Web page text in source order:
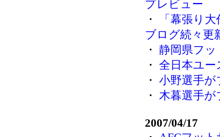
プレビュー
・
「幕張り
ブログ続々更
・ 静岡県フ
・ 全日本ユー
・ 小野選手
・ 木暮選手
2007/04/17